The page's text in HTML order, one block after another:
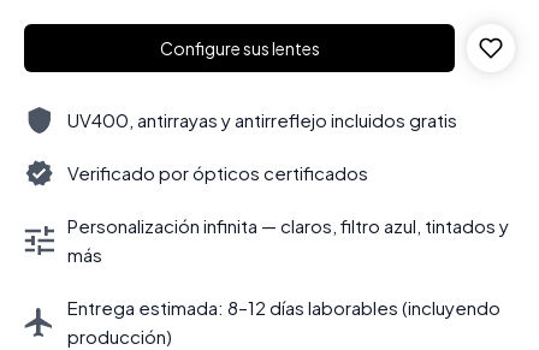
Configure sus lentes
UV400, antirrayas y antirreflejo incluidos gratis
Verificado por ópticos certificados
Personalización infinita — claros, filtro azul, tintados y
más
Entrega estimada: 8–12 días laborables (incluyendo
producción)